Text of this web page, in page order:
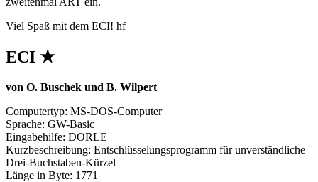
Viel Spaß mit dem ECI! hf
ECI ★
von O. Buschek und B. Wilpert
Computertyp: MS-DOS-Computer
Sprache: GW-Basic
Eingabehilfe: DORLE
Kurzbeschreibung: Entschlüsselungsprogramm für unverständliche
Drei-Buchstaben-Kürzel
Länge in Byte: 1771